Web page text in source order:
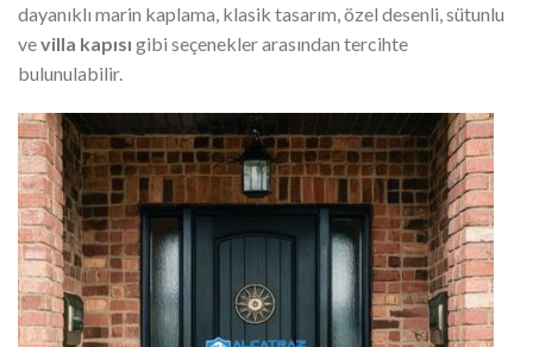
dayanıklı marin kaplama, klasik tasarım, özel desenli, sütunlu
vevilla kapısı gibi seçenekler arasından tercihte
bulunulabilir.